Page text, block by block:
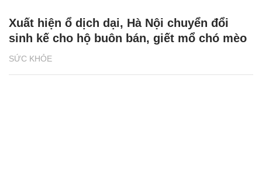
SỨC KHỎE
Xuất hiện ổ dịch dại, Hà Nội chuyển đổi
sinh kế cho hộ buôn bán, giết mổ chó mèo